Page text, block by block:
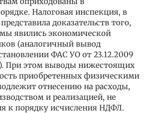
Налоговая инспекция, в
доказательств того,
явились экономической
(аналогичный вывод
ФАС УО от 23.12.2009
При этом выводы нижестоящих
приобретенных физическими
отнесению на расходы,
и реализацией, не
к порядку исчисления НДФЛ.